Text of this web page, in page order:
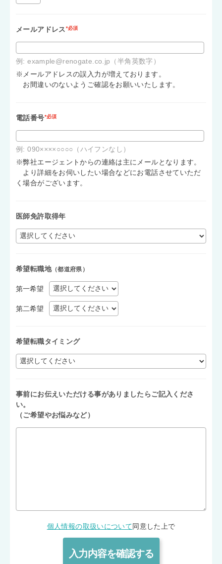
メールアドレス*必須
例: example@renogate.co.jp（半角英数字）
※メールアドレスの誤入力が増えております。
お間違いのないようご確認をお願いいたします。
電話番号*必須
例: 090××××○○○○（ハイフンなし）
※弊社エージェントからの連絡は主にメールとなります。
より詳細をお伺いしたい場合などにお電話させていただ
く場合がございます。
医師免許取得年
希望転職地（都道府県）
第一希望
第二希望
希望転職タイミング
事前にお伝えいただける事がありましたらご記入くださ
い。
（ご希望やお悩みなど）
個人情報の取扱いについて 同意した上で